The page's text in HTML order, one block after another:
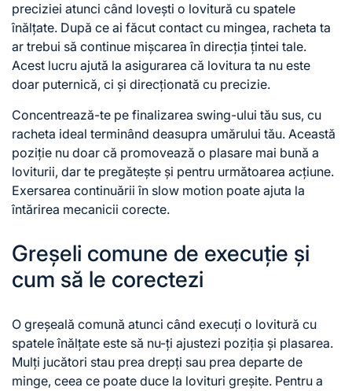
preciziei atunci când lovești o lovitură cu spatele
înălțate. După ce ai făcut contact cu mingea, racheta ta
ar trebui să continue mișcarea în direcția țintei tale.
Acest lucru ajută la asigurarea că lovitura ta nu este
doar puternică, ci și direcționată cu precizie.
Concentrează-te pe finalizarea swing-ului tău sus, cu
racheta ideal terminând deasupra umărului tău. Această
poziție nu doar că promovează o plasare mai bună a
loviturii, dar te pregătește și pentru următoarea acțiune.
Exersarea continuării în slow motion poate ajuta la
întărirea mecanicii corecte.
Greșeli comune de execuție și
cum să le corectezi
O greșeală comună atunci când execuți o lovitură cu
spatele înălțate este să nu-ți ajustezi poziția și plasarea.
Mulți jucători stau prea drepți sau prea departe de
minge, ceea ce poate duce la lovituri greșite. Pentru a